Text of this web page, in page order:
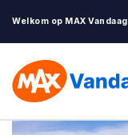
Welkom op MAX Vandaag